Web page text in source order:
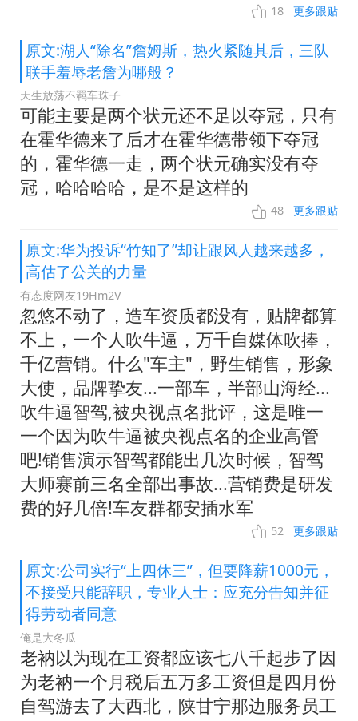
18 更多跟贴
原文:湖人“除名”詹姆斯，热火紧随其后，三队
联手羞辱老詹为哪般？
天生放荡不羁车珠子
可能主要是两个状元还不足以夺冠，只有
在霍华德来了后才在霍华德带领下夺冠
的，霍华德一走，两个状元确实没有夺
冠，哈哈哈哈，是不是这样的
48 更多跟贴
原文:华为投诉“竹知了”却让跟风人越来越多，
高估了公关的力量
有态度网友19Hm2V
忽悠不动了，造车资质都没有，贴牌都算
不上，一个人吹牛逼，万千自媒体吹捧，
千亿营销。什么"车主"，野生销售，形象
大使，品牌挚友...一部车，半部山海经...
吹牛逼智驾,被央视点名批评，这是唯一
一个因为吹牛逼被央视点名的企业高管
吧!销售演示智驾都能出几次时候，智驾
大师赛前三名全部出事故...营销费是研发
费的好几倍!车友群都安插水军
52 更多跟贴
原文:公司实行“上四休三”，但要降薪1000元，
不接受只能辞职，专业人士：应充分告知并征
得劳动者同意
俺是大冬瓜
老衲以为现在工资都应该七八千起步了因
为老衲一个月税后五万多工资但是四月份
自驾游去了大西北，陕甘宁那边服务员工